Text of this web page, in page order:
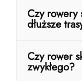
Tak –
rowery
znacznie
Czy rowery
dłuższe
Do
jak
wyprawy
Czy rower
zwykłego?